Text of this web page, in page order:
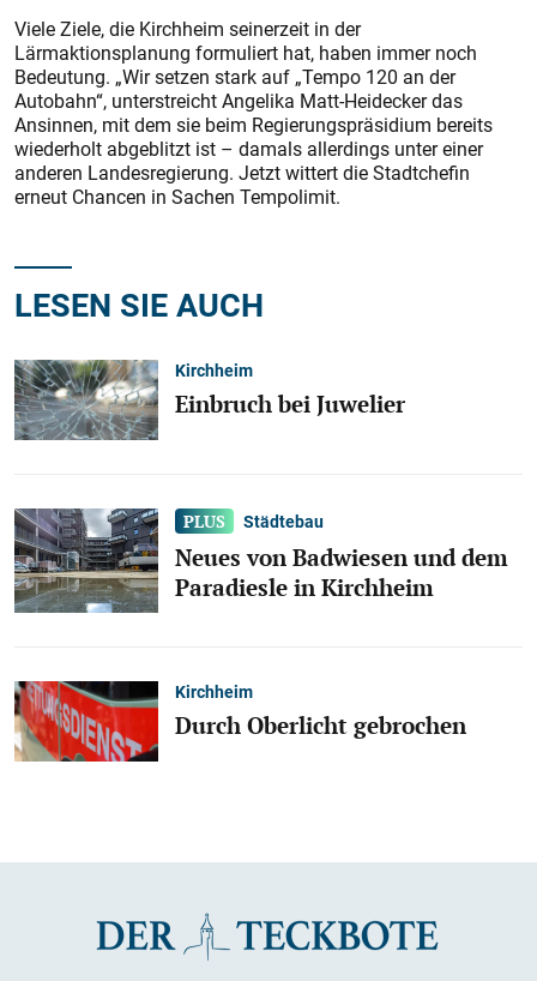
Viele Ziele, die Kirchheim seinerzeit in der
Lärmaktionsplanung formuliert hat, haben immer noch
Bedeutung. „Wir setzen stark auf „Tempo 120 an der
Autobahn“, unter­streicht Angelika Matt-Heidecker das
Ansinnen, mit dem sie beim Regierungspräsidium bereits
wiederholt abgeblitzt ist – damals allerdings unter einer
anderen Landesregierung. Jetzt wittert die Stadtchefin
erneut Chancen in Sachen Tempolimit.
LESEN SIE AUCH
Kirchheim
Einbruch bei Juwelier
Städtebau
Neues von Badwiesen und dem
Paradiesle in Kirchheim
Kirchheim
Durch Oberlicht gebrochen